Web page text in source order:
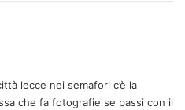
lecce nei semafori c’è la
che fa fotografie se passi con il